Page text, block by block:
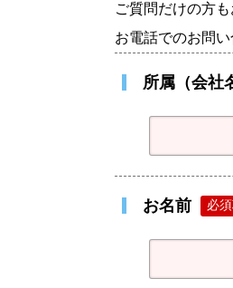
ご質問だけの方も
お電話でのお問い
所属（会社
お名前 必